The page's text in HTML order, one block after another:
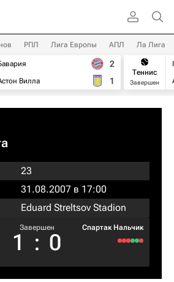
РПЛ Лига Европы АПЛ Ла Лига
Вилла
2
1
Теннис
Завершен
23
31.08.2007 в 17:00
Eduard Streltsov Stadion
Завершен
1 : 0
Спартак Нальчик